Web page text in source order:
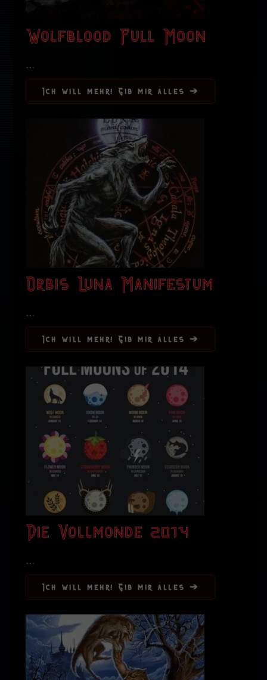
Wolfblood Full Moon
...
Ich will mehr! Gib mir alles ➔
Orbis Luna Manifestum
...
Ich will mehr! Gib mir alles ➔
Die Vollmonde 2014
...
Ich will mehr! Gib mir alles ➔